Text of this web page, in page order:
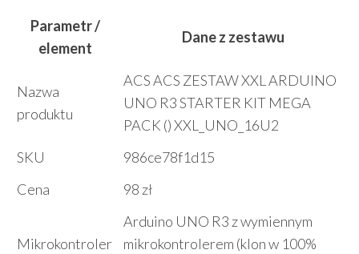
Parametr /
element
Dane z zestawu
Nazwa
produktu
ACS ACS ZESTAW XXL ARDUINO
UNO R3 STARTER KIT MEGA
PACK () XXL_UNO_16U2
SKU
986ce78f1d15
Cena
98 zł
Mikrokontroler
Arduino UNO R3 z wymiennym
mikrokontrolerem (klon w 100%